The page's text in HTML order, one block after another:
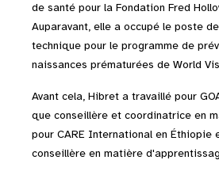
de santé pour la Fondation Fred
Auparavant, elle a occupé le poste
technique pour le programme de
naissances prématurées de World
Avant cela, Hibret a travaillé pour
que conseillère et coordinatrice en
pour CARE International en Éthiopie
conseillère en matière